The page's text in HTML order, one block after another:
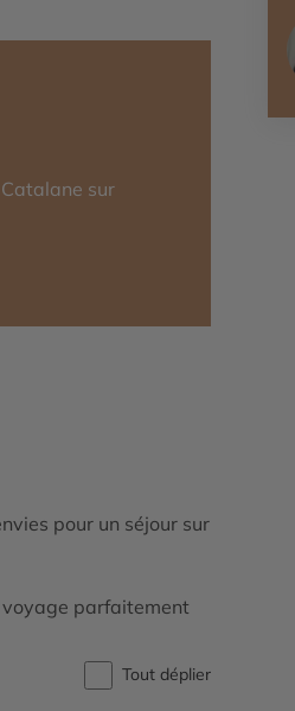
sur
pour un séjour sur
parfaitement
Tout déplier